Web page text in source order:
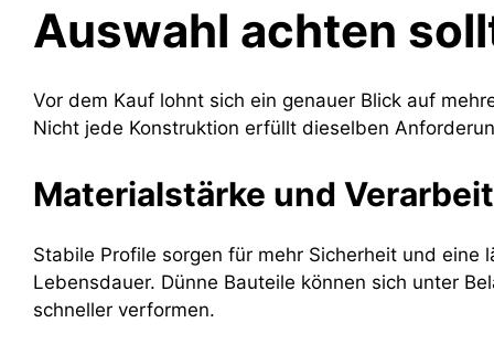
Auswahl achten
Vor dem Kauf lohnt sich ein genauer Blick auf
Nicht jede Konstruktion erfüllt dieselben
Materialstärke und
Stabile Profile sorgen für mehr Sicherheit und eine
Lebensdauer. Dünne Bauteile können sich unter
schneller verformen.